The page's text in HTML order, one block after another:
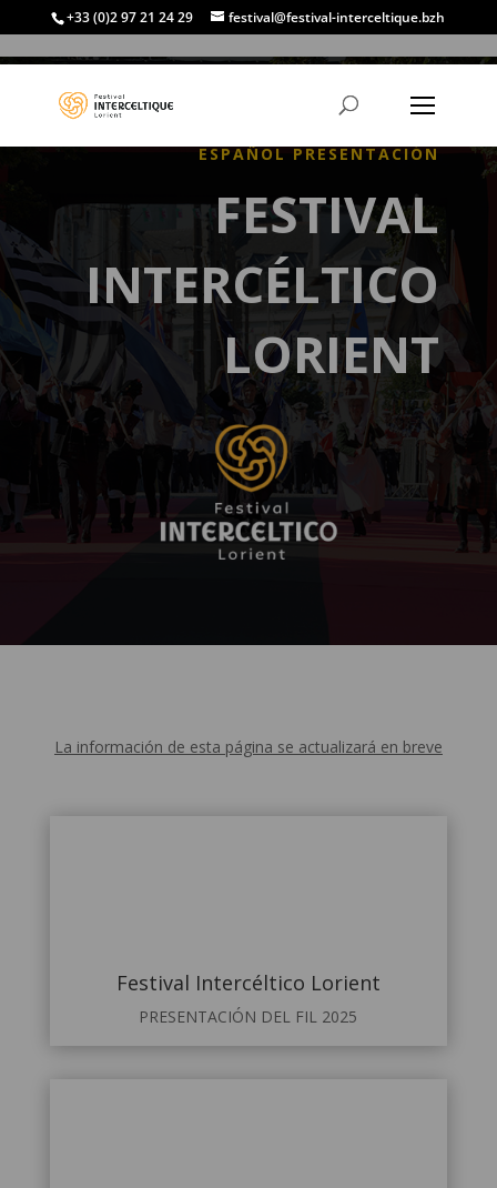
+33 (0)2 97 21 24 29 festival@festival-interceltique.bzh
ESPAÑOL PRESENTACIÓN
FESTIVAL
INTERCÉLTICO
LORIENT
La información de esta página se actualizará en breve
Festival Intercéltico Lorient
PRESENTACIÓN DEL FIL 2025